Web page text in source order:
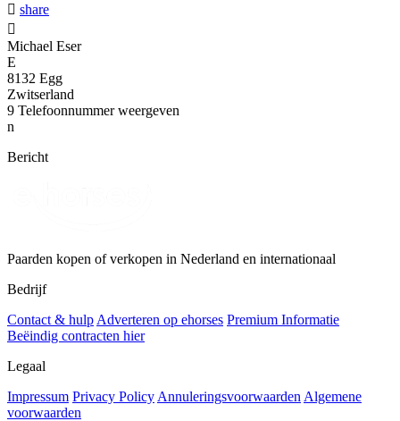
 share

Michael Eser
E
8132 Egg
Zwitserland
9 Telefoonnummer weergeven
n
Bericht
Paarden kopen of verkopen in Nederland en internationaal
Bedrijf
Contact & hulp Adverteren op ehorses Premium Informatie
Beëindig contracten hier
Legaal
Impressum Privacy Policy Annuleringsvoorwaarden Algemene
voorwaarden